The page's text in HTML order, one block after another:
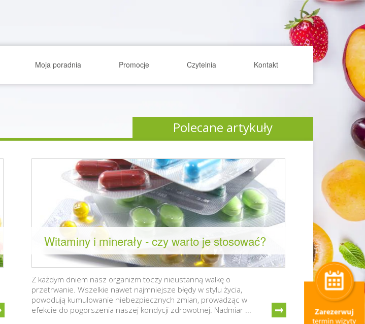
Moja poradnia Promocje Czytelnia Kontakt
Polecane artykuły
Witaminy i minerały - czy warto je stosować?
Z każdym dniem nasz organizm toczy nieustanną walkę o
przetrwanie. Wszelkie nawet najmniejsze błędy w stylu życia,
powodują kumulowanie niebezpiecznych zmian, prowadząc w
efekcie do pogorszenia naszej kondycji zdrowotnej. Nadmiar ...